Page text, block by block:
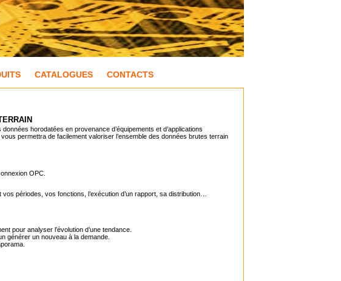
CATALOGUES CONTACTS
données horodatées en provenance d’équipements et d’applications
permettra de facilement valoriser l’ensemble des données brutes terrain
OPC.
périodes, vos fonctions, l’exécution d’un rapport, sa distribution…
pour analyser l’évolution d’une tendance.
générer un nouveau à la demande.